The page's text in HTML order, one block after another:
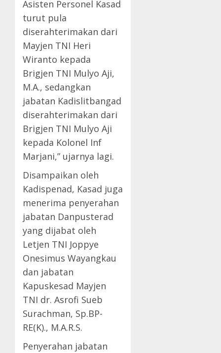
Asisten Personel Kasad
turut pula
diserahterimakan dari
Mayjen TNI Heri
Wiranto kepada
Brigjen TNI Mulyo Aji,
M.A., sedangkan
jabatan Kadislitbangad
diserahterimakan dari
Brigjen TNI Mulyo Aji
kepada Kolonel Inf
Marjani,” ujarnya lagi.
Disampaikan oleh
Kadispenad, Kasad juga
menerima penyerahan
jabatan Danpusterad
yang dijabat oleh
Letjen TNI Joppye
Onesimus Wayangkau
dan jabatan
Kapuskesad Mayjen
TNI dr. Asrofi Sueb
Surachman, Sp.BP-
RE(K)., M.A.R.S.
Penyerahan jabatan